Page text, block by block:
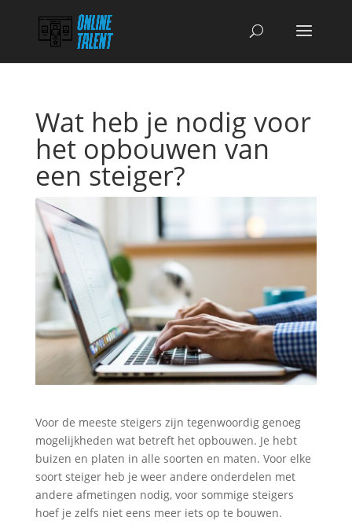
Wat heb je nodig voor
het opbouwen van
een steiger?
Voor de meeste steigers zijn tegenwoordig genoeg
mogelijkheden wat betreft het opbouwen. Je hebt
buizen en platen in alle soorten en maten. Voor elke
soort steiger heb je weer andere onderdelen met
andere afmetingen nodig, voor sommige steigers
hoef je zelfs niet eens meer iets op te bouwen.